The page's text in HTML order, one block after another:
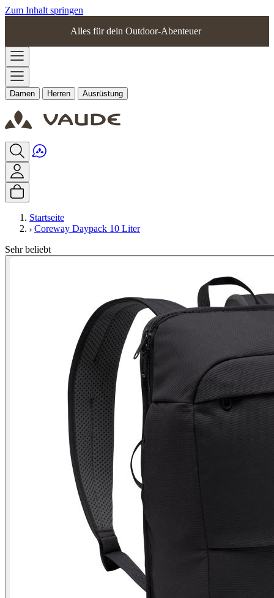
Zum Inhalt springen
Alles für dein Outdoor-Abenteuer
Damen Herren Ausrüstung
Startseite
Coreway Daypack 10 Liter
Sehr beliebt